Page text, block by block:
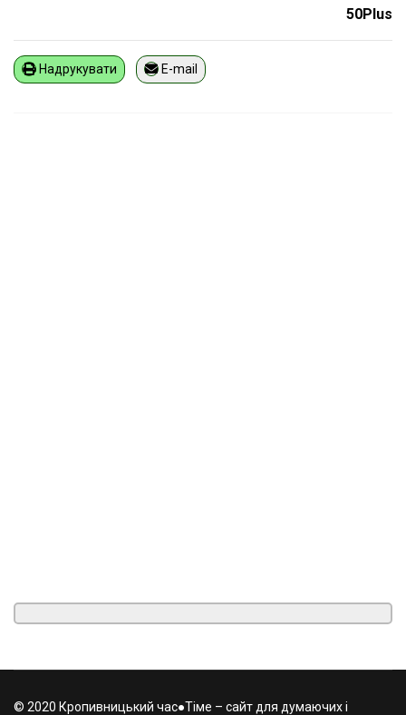
50Plus
Надрукувати E-mail
© 2020 Кропивницький час●Тіме – сайт для думаючих і